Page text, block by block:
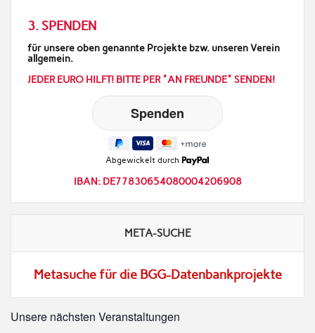
3. SPENDEN
für unsere oben genannte Projekte bzw. unseren Verein
allgemein.
JEDER EURO HILFT! BITTE PER "AN FREUNDE" SENDEN!
Abgewickelt durch
IBAN: DE77830654080004206908
META-SUCHE
Metasuche für die BGG-Datenbankprojekte
Unsere nächsten Veranstaltungen